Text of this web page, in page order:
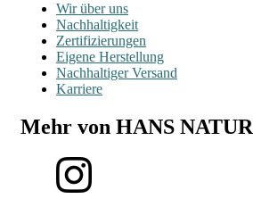
Wir über uns
Nachhaltigkeit
Zertifizierungen
Eigene Herstellung
Nachhaltiger Versand
Karriere
Mehr von HANS NATUR